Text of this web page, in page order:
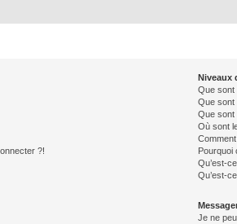
?!
Niveaux
Que sont
Que sont
Que sont
Où sont
Pourquoi
Qu’est-
Qu’est-
Je ne